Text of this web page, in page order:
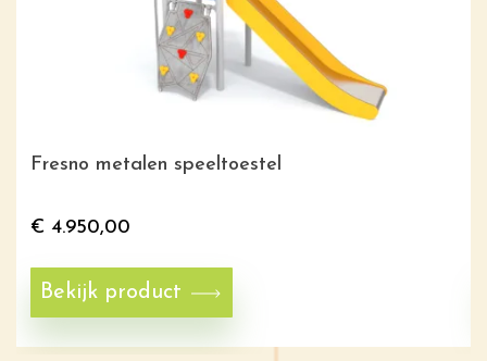
Fresno metalen speeltoestel
€ 4.950,00
Bekijk product